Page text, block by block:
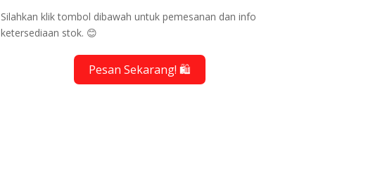
Silahkan klik tombol dibawah untuk pemesanan dan info
ketersediaan stok. 😊
Pesan Sekarang! 🛍️